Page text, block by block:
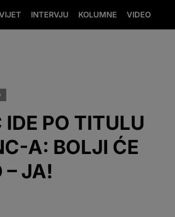
INTERVJU KOLUMNE VIDEO
PO TITULU
A: BOLJI ĆE
– JA!